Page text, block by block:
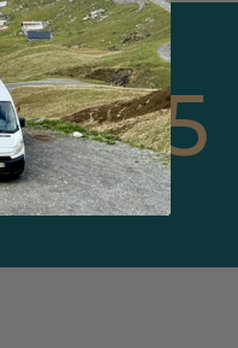
4.9/5
Sur Google